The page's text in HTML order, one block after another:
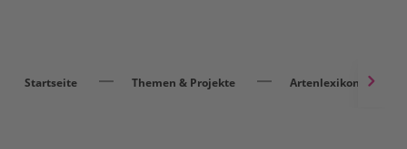
Startseite Themen & Projekte Artenlexikon